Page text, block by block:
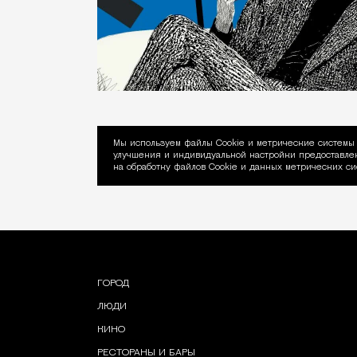
Уведомление об
Мы используем файлы Сookie и метрические системы
улучшения и индивидуальной настройки
на обработку файлов Cookie и данных метрических
ГОРОД
ЛЮДИ
КИНО
РЕСТОРАНЫ И БАРЫ